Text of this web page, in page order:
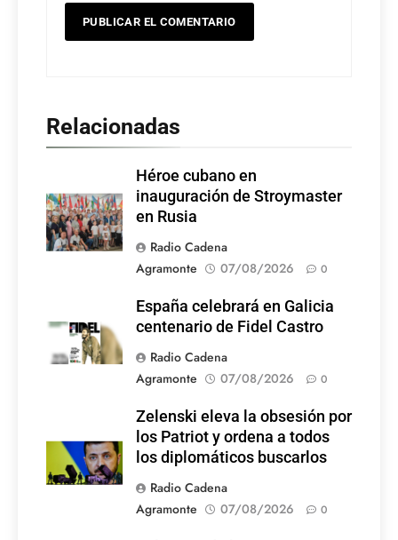
Relacionadas
Héroe cubano en
inauguración de Stroymaster
en Rusia
Radio Cadena
Agramonte
07/08/2026 0
España celebrará en Galicia
centenario de Fidel Castro
Radio Cadena
Agramonte
07/08/2026 0
Zelenski eleva la obsesión por
los Patriot y ordena a todos
los diplomáticos buscarlos
Radio Cadena
Agramonte
07/08/2026 0